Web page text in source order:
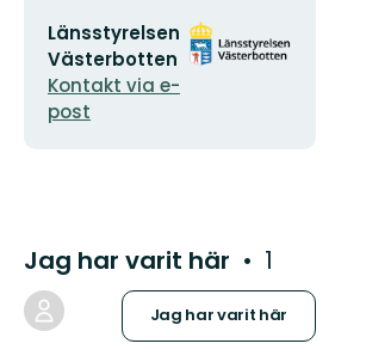
E-
postadress
Länsstyrelsen
Västerbotten
Kontakt via e-
post
Organisationens
logotyp
Jag har varit här 1
Jag har varit här